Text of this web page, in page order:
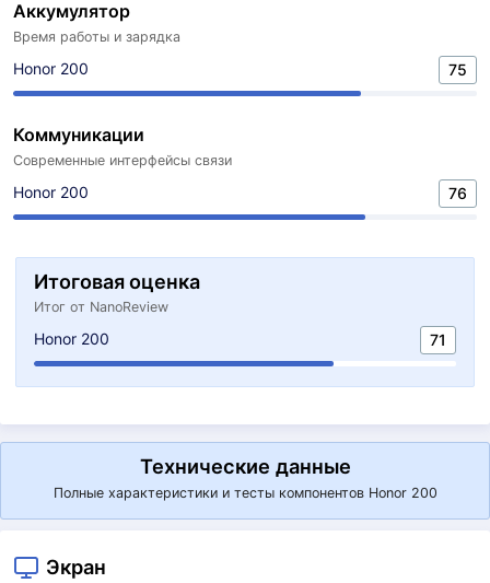
Аккумулятор
Время работы и зарядка
Honor 200 75
Коммуникации
Современные интерфейсы связи
Honor 200 76
Итоговая оценка
Итог от NanoReview
Honor 200 71
Технические данные
Полные характеристики и тесты компонентов Honor 200
Экран